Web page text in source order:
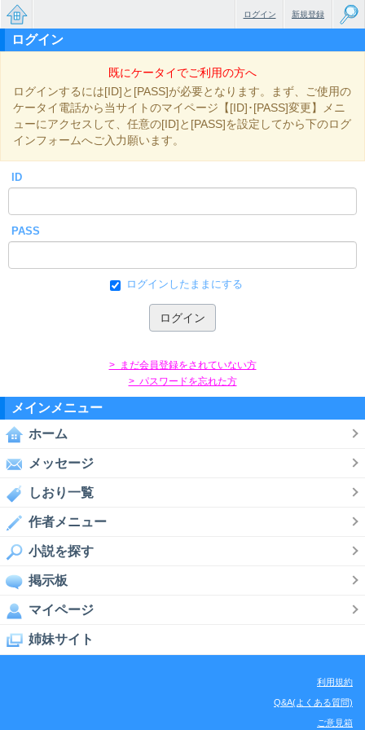
無料で
っと大
小説
新規登録
ログイン
ログイン
既にケータイでご利用の方へ
ログインするには[ID]と[PASS]が必要となります。まず、ご使用の
ケータイ電話から当サイトのマイページ【[ID]･[PASS]変更】メニ
ューにアクセスして、任意の[ID]と[PASS]を設定してから下のログ
インフォームへご入力願います。
ID
PASS
ログインしたままにする
> まだ会員登録をされていない方
> パスワードを忘れた方
メインメニュー
ホーム
メッセージ
しおり一覧
作者メニュー
小説を探す
掲示板
マイページ
姉妹サイト
利用規約
Q&A(よくある質問)
ご意見箱